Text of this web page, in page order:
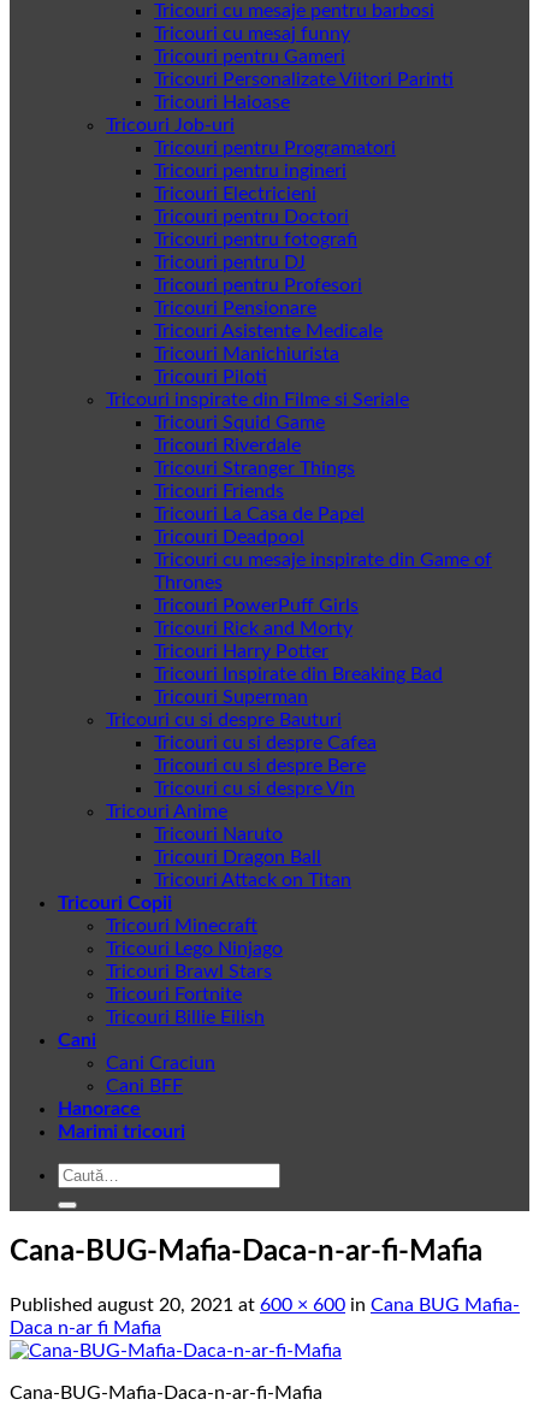
Tricouri cu mesaje pentru barbosi
Tricouri cu mesaj funny
Tricouri pentru Gameri
Tricouri Personalizate Viitori Parinti
Tricouri Haioase
Tricouri Job-uri
Tricouri pentru Programatori
Tricouri pentru ingineri
Tricouri Electricieni
Tricouri pentru Doctori
Tricouri pentru fotografi
Tricouri pentru DJ
Tricouri pentru Profesori
Tricouri Pensionare
Tricouri Asistente Medicale
Tricouri Manichiurista
Tricouri Piloti
Tricouri inspirate din Filme si Seriale
Tricouri Squid Game
Tricouri Riverdale
Tricouri Stranger Things
Tricouri Friends
Tricouri La Casa de Papel
Tricouri Deadpool
Tricouri cu mesaje inspirate din Game of
Thrones
Tricouri PowerPuff Girls
Tricouri Rick and Morty
Tricouri Harry Potter
Tricouri Inspirate din Breaking Bad
Tricouri Superman
Tricouri cu si despre Bauturi
Tricouri cu si despre Cafea
Tricouri cu si despre Bere
Tricouri cu si despre Vin
Tricouri Anime
Tricouri Naruto
Tricouri Dragon Ball
Tricouri Attack on Titan
Tricouri Copii
Tricouri Minecraft
Tricouri Lego Ninjago
Tricouri Brawl Stars
Tricouri Fortnite
Tricouri Billie Eilish
Cani
Cani Craciun
Cani BFF
Hanorace
Marimi tricouri
Caută
Cana-BUG-Mafia-Daca-n-ar-fi-Mafia
Published august 20, 2021 at 600 × 600 in Cana BUG Mafia-
Daca n-ar fi Mafia
Cana-BUG-Mafia-Daca-n-ar-fi-Mafia